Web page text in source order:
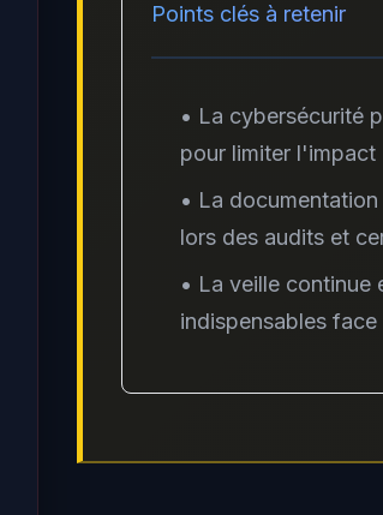
Points clés à retenir
• La cybersécurité
pour limiter l'impact
• La
lors des audits et
• La veille continue
indispensables